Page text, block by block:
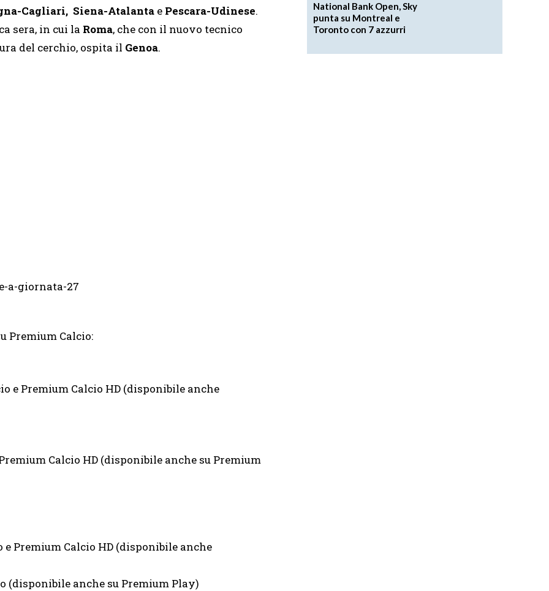
Cagliari, Siena-Atalanta e Pescara-Udinese.
sera, in cui la Roma, che con il nuovo tecnico
del cerchio, ospita il Genoa.
Premium Calcio:
e Premium Calcio HD (disponibile anche
Calcio HD (disponibile anche su Premium
e Premium Calcio HD (disponibile anche
(disponibile anche su Premium Play)
National Bank Open, Sky
punta su Montreal e
Toronto con 7 azzurri